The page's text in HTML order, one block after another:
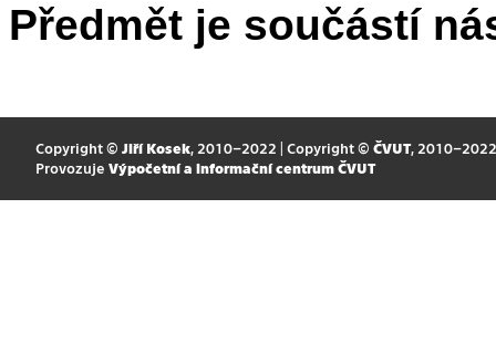
Předmět je součástí
Copyright © Jiří Kosek, 2010–2022 | Copyright © ČVUT, 2010–2022
Provozuje Výpočetní a informační centrum ČVUT